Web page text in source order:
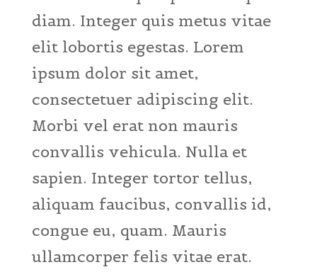
diam. Integer quis metus vitae
elit lobortis egestas. Lorem
ipsum dolor sit amet,
consectetuer adipiscing elit.
Morbi vel erat non mauris
convallis vehicula. Nulla et
sapien. Integer tortor tellus,
aliquam faucibus, convallis id,
congue eu, quam. Mauris
ullamcorper felis vitae erat.